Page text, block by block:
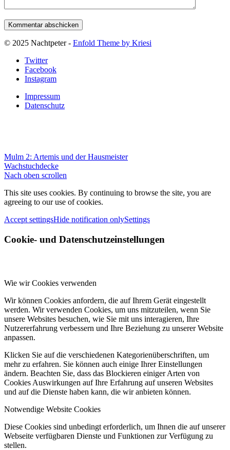
© 2025 Nachtpeter - Enfold Theme by Kriesi
Twitter
Facebook
Instagram
Impressum
Datenschutz
Mulm 2: Artemis und der Hausmeister
Wachstuchdecke
Nach oben scrollen
This site uses cookies. By continuing to browse the site, you are
agreeing to our use of cookies.
Accept settingsHide notification onlySettings
Cookie- und Datenschutzeinstellungen
Wie wir Cookies verwenden
Wir können Cookies anfordern, die auf Ihrem Gerät eingestellt
werden. Wir verwenden Cookies, um uns mitzuteilen, wenn Sie
unsere Websites besuchen, wie Sie mit uns interagieren, Ihre
Nutzererfahrung verbessern und Ihre Beziehung zu unserer Website
anpassen.
Klicken Sie auf die verschiedenen Kategorienüberschriften, um
mehr zu erfahren. Sie können auch einige Ihrer Einstellungen
ändern. Beachten Sie, dass das Blockieren einiger Arten von
Cookies Auswirkungen auf Ihre Erfahrung auf unseren Websites
und auf die Dienste haben kann, die wir anbieten können.
Notwendige Website Cookies
Diese Cookies sind unbedingt erforderlich, um Ihnen die auf unserer
Webseite verfügbaren Dienste und Funktionen zur Verfügung zu
stellen.